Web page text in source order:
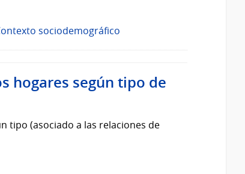
sociodemográfico
hogares según tipo de
tipo (asociado a las relaciones de